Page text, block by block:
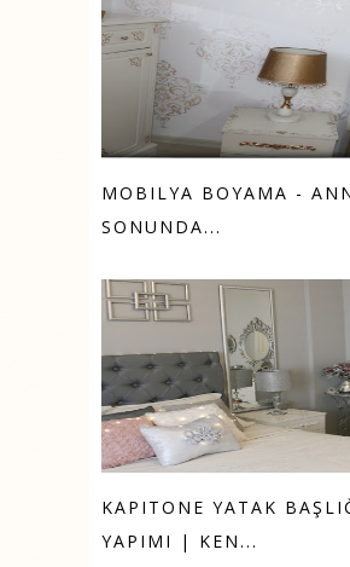
MOBILYA BOYAMA -
SONUNDA...
KAPITONE YATAK
YAPIMI | KEN...